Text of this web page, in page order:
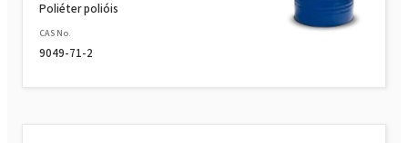
Poliéter polióis
CAS No.
9049-71-2